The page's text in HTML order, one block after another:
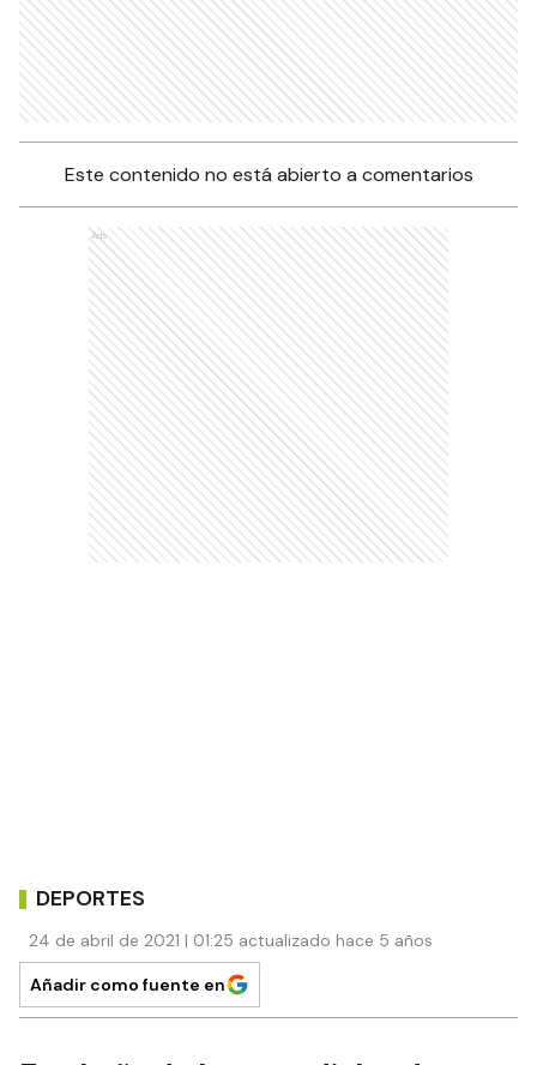
Este contenido no está abierto a comentarios
Ads
DEPORTES
24 de abril de 2021 | 01:25 actualizado hace 5 años
Añadir como fuente en